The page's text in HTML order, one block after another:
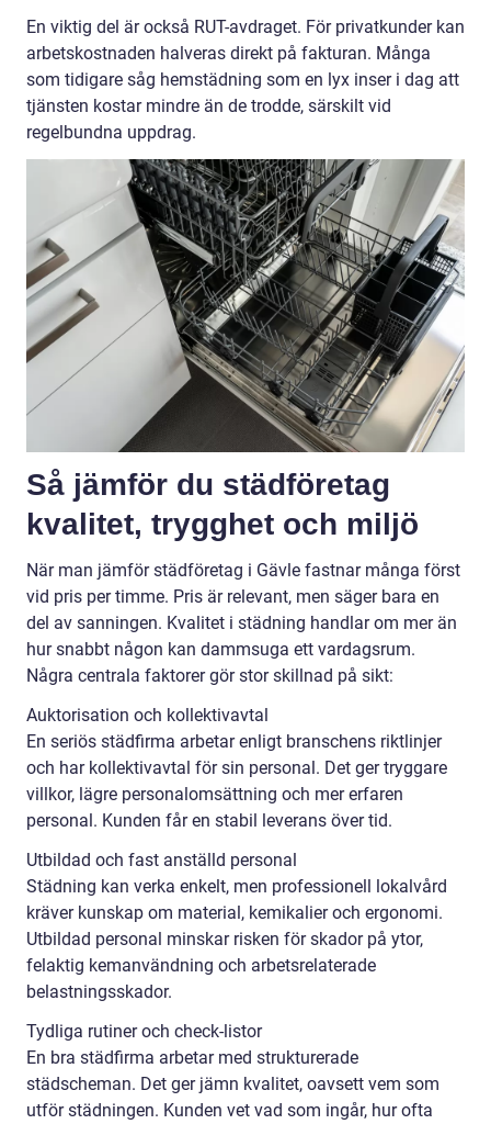
En viktig del är också RUT-avdraget. För privatkunder kan
arbetskostnaden halveras direkt på fakturan. Många
som tidigare såg hemstädning som en lyx inser i dag att
tjänsten kostar mindre än de trodde, särskilt vid
regelbundna uppdrag.
Så jämför du städföretag
kvalitet, trygghet och miljö
När man jämför städföretag i Gävle fastnar många först
vid pris per timme. Pris är relevant, men säger bara en
del av sanningen. Kvalitet i städning handlar om mer än
hur snabbt någon kan dammsuga ett vardagsrum.
Några centrala faktorer gör stor skillnad på sikt:
Auktorisation och kollektivavtal
En seriös städfirma arbetar enligt branschens riktlinjer
och har kollektivavtal för sin personal. Det ger tryggare
villkor, lägre personalomsättning och mer erfaren
personal. Kunden får en stabil leverans över tid.
Utbildad och fast anställd personal
Städning kan verka enkelt, men professionell lokalvård
kräver kunskap om material, kemikalier och ergonomi.
Utbildad personal minskar risken för skador på ytor,
felaktig kemanvändning och arbetsrelaterade
belastningsskador.
Tydliga rutiner och check-listor
En bra städfirma arbetar med strukturerade
städscheman. Det ger jämn kvalitet, oavsett vem som
utför städningen. Kunden vet vad som ingår, hur ofta